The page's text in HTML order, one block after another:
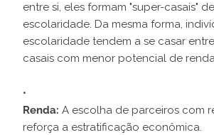
entre si, eles formam "super-casais"
escolaridade. Da mesma forma,
escolaridade tendem a se casar
casais com menor potencial de
Renda: A escolha de parceiros com
reforça a estratificação econômica.